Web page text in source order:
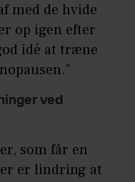
med de hvide
op igen efter
idé at træne
ved
som får en
er lindring at